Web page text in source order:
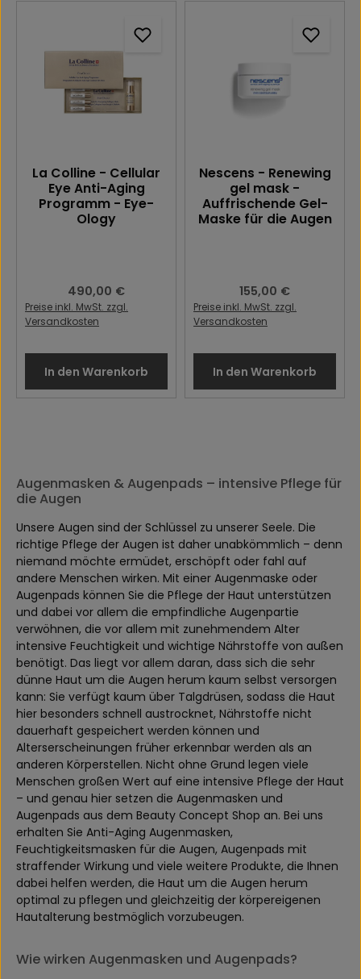
La Colline - Cellular
Eye Anti-Aging
Programm - Eye-
Ology
Regulärer Preis:
490,00 €
Preise inkl. MwSt. zzgl.
Versandkosten
In den Warenkorb
Nescens - Renewing
gel mask -
Auffrischende Gel-
Maske für die Augen
Regulärer Preis:
155,00 €
Preise inkl. MwSt. zzgl.
Versandkosten
In den Warenkorb
Augenmasken & Augenpads – intensive Pflege für
die Augen
Unsere Augen sind der Schlüssel zu unserer Seele. Die
richtige Pflege der Augen ist daher unabkömmlich – denn
niemand möchte ermüdet, erschöpft oder fahl auf
andere Menschen wirken. Mit einer Augenmaske oder
Augenpads können Sie die Pflege der Haut unterstützen
und dabei vor allem die empfindliche Augenpartie
verwöhnen, die vor allem mit zunehmendem Alter
intensive Feuchtigkeit und wichtige Nährstoffe von außen
benötigt. Das liegt vor allem daran, dass sich die sehr
dünne Haut um die Augen herum kaum selbst versorgen
kann: Sie verfügt kaum über Talgdrüsen, sodass die Haut
hier besonders schnell austrocknet, Nährstoffe nicht
dauerhaft gespeichert werden können und
Alterserscheinungen früher erkennbar werden als an
anderen Körperstellen. Nicht ohne Grund legen viele
Menschen großen Wert auf eine intensive Pflege der Haut
– und genau hier setzen die Augenmasken und
Augenpads aus dem Beauty Concept Shop an. Bei uns
erhalten Sie Anti-Aging Augenmasken,
Feuchtigkeitsmasken für die Augen, Augenpads mit
straffender Wirkung und viele weitere Produkte, die Ihnen
dabei helfen werden, die Haut um die Augen herum
optimal zu pflegen und gleichzeitig der körpereigenen
Hautalterung bestmöglich vorzubeugen.
Wie wirken Augenmasken und Augenpads?